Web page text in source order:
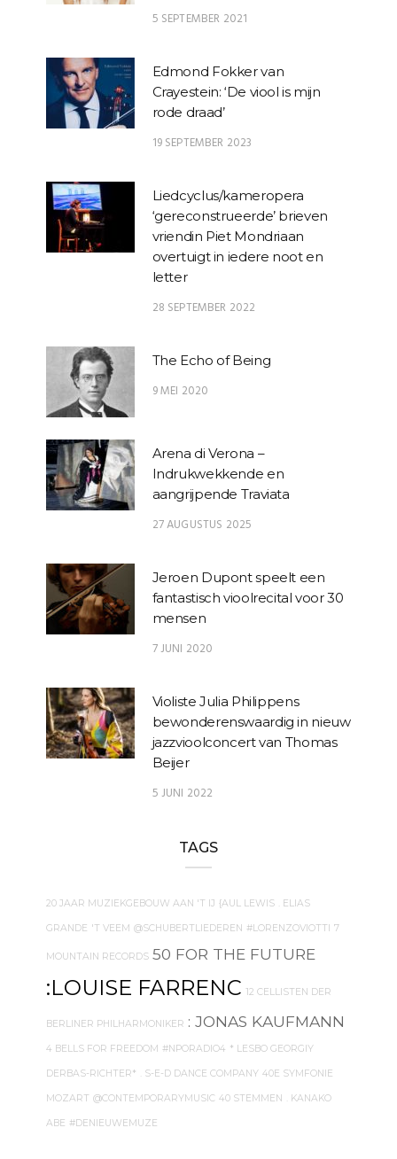
5 SEPTEMBER 2021
Edmond Fokker van
Crayestein: ‘De viool is mijn
rode draad’
19 SEPTEMBER 2023
Liedcyclus/kameropera
‘gereconstrueerde’ brieven
vriendin Piet Mondriaan
overtuigt in iedere noot en
letter
28 SEPTEMBER 2022
The Echo of Being
9 MEI 2020
Arena di Verona –
Indrukwekkende en
aangrijpende Traviata
27 AUGUSTUS 2025
Jeroen Dupont speelt een
fantastisch vioolrecital voor 30
mensen
7 JUNI 2020
Violiste Julia Philippens
bewonderenswaardig in nieuw
jazzvioolconcert van Thomas
Beijer
5 JUNI 2022
TAGS
20 JAAR MUZIEKGEBOUW AAN 'T IJ {AUL LEWIS . ELIAS
GRANDE 'T VEEM @SCHUBERTLIEDEREN #LORENZOVIOTTI 7
MOUNTAIN RECORDS 50 FOR THE FUTURE
:LOUISE FARRENC 12 CELLISTEN DER
BERLINER PHILHARMONIKER : JONAS KAUFMANN
4 BELLS FOR FREEDOM #NPORADIO4 * LESBO GEORGIY
DERBAS-RICHTER* . S-E-D DANCE COMPANY 40E SYMFONIE
MOZART @CONTEMPORARYMUSIC 40 STEMMEN . KANAKO
ABE #DENIEUWEMUZE